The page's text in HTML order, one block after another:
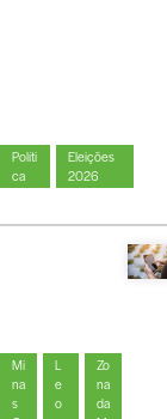
Políti
ca
Eleições
2026
Mi
na
s
L
e
o
Zo
na
da